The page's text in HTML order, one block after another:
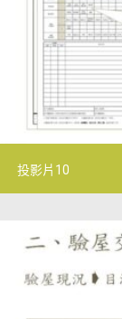
投影片10